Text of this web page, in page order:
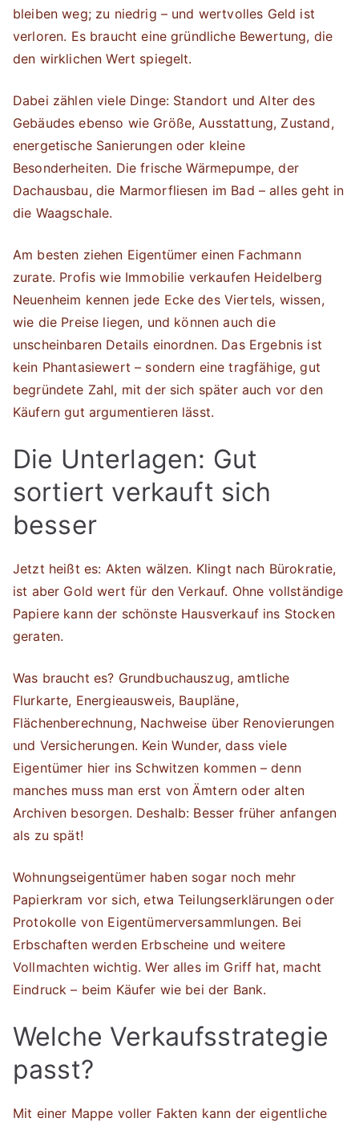
bleiben weg; zu niedrig – und wertvolles Geld ist
verloren. Es braucht eine gründliche Bewertung, die
den wirklichen Wert spiegelt.
Dabei zählen viele Dinge: Standort und Alter des
Gebäudes ebenso wie Größe, Ausstattung, Zustand,
energetische Sanierungen oder kleine
Besonderheiten. Die frische Wärmepumpe, der
Dachausbau, die Marmorfliesen im Bad – alles geht in
die Waagschale.
Am besten ziehen Eigentümer einen Fachmann
zurate. Profis wie Immobilie verkaufen Heidelberg
Neuenheim kennen jede Ecke des Viertels, wissen,
wie die Preise liegen, und können auch die
unscheinbaren Details einordnen. Das Ergebnis ist
kein Phantasiewert – sondern eine tragfähige, gut
begründete Zahl, mit der sich später auch vor den
Käufern gut argumentieren lässt.
Die Unterlagen: Gut
sortiert verkauft sich
besser
Jetzt heißt es: Akten wälzen. Klingt nach Bürokratie,
ist aber Gold wert für den Verkauf. Ohne vollständige
Papiere kann der schönste Hausverkauf ins Stocken
geraten.
Was braucht es? Grundbuchauszug, amtliche
Flurkarte, Energieausweis, Baupläne,
Flächenberechnung, Nachweise über Renovierungen
und Versicherungen. Kein Wunder, dass viele
Eigentümer hier ins Schwitzen kommen – denn
manches muss man erst von Ämtern oder alten
Archiven besorgen. Deshalb: Besser früher anfangen
als zu spät!
Wohnungseigentümer haben sogar noch mehr
Papierkram vor sich, etwa Teilungserklärungen oder
Protokolle von Eigentümerversammlungen. Bei
Erbschaften werden Erbscheine und weitere
Vollmachten wichtig. Wer alles im Griff hat, macht
Eindruck – beim Käufer wie bei der Bank.
Welche Verkaufsstrategie
passt?
Mit einer Mappe voller Fakten kann der eigentliche